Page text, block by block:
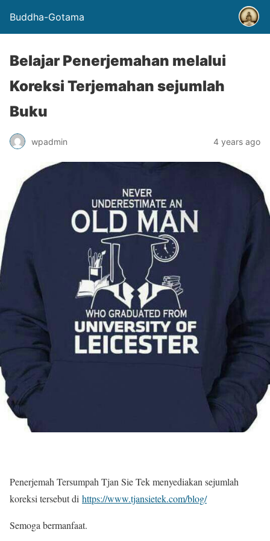
Buddha-Gotama
Belajar Penerjemahan melalui
Koreksi Terjemahan sejumlah
Buku
wpadmin 4 years ago
Penerjemah Tersumpah Tjan Sie Tek menyediakan sejumlah
koreksi tersebut di https://www.tjansietek.com/blog/
Semoga bermanfaat.